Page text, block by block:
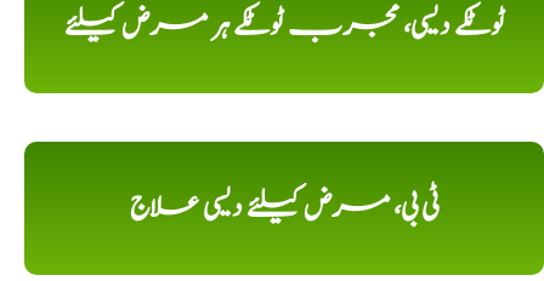
ٹوٹکے دیسی، مجرب ٹوٹکے ہر مرض کیلئے
ٹی بی، مرض کیلئے دیسی علاج